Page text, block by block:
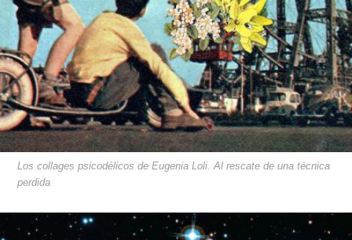
Los collages psicodélicos de Eugenia Loli. Al rescate de una técnica
perdida